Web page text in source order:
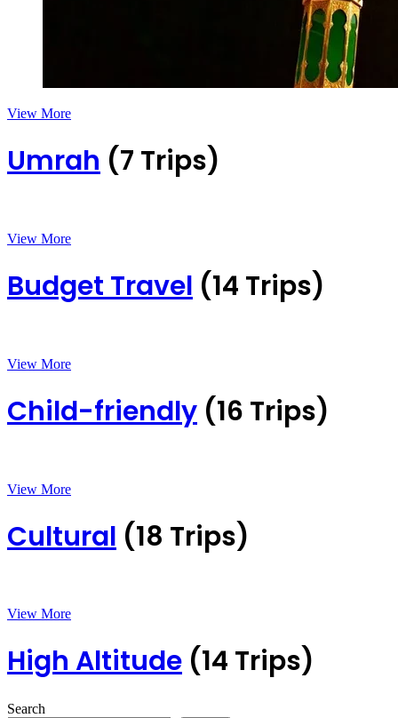
View More
Umrah (7 Trips)
View More
Budget Travel (14 Trips)
View More
Child-friendly (16 Trips)
View More
Cultural (18 Trips)
View More
High Altitude (14 Trips)
Search